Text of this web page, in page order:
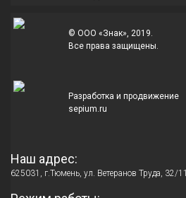
© ООО «Знак», 2019.
Все права защищены.
Разработка и продвижение
sepium.ru
Наш адрес:
625031, г.Тюмень, ул. Ветеранов Труда, 32/11